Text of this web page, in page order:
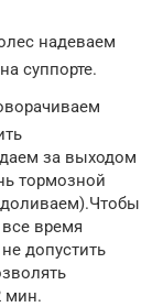
надеваем
суппорте.
за выходом
тормозной
время
допустить
мин.